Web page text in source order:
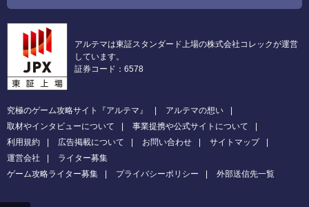
アルテマは東証スタンダード上場の株式会社コレックが運営
しています。
証券コード：6578
究極のゲーム攻略サイト『アルテマ』
アルテマの想い
取材やインタビューについて
事業提携や公式サイトについて
利用規約
広告掲載について お問い合わせ
サイトマップ
運営会社
ライター募集
ゲーム攻略ライター募集
プライバシーポリシー 外部送信先一覧